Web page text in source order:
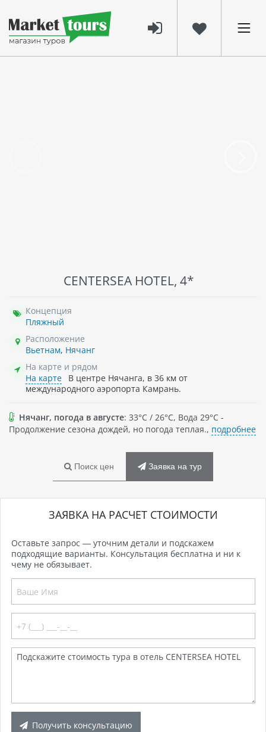
CENTERSEA HOTEL, 4*
Концепция
Пляжный
Расположение
Вьетнам, Нячанг
На карте и рядом
На карте
В центре Нячанга, в 36 км от
международного аэропорта Камрань.
Нячанг, погода в августе: 33°C / 26°C, Вода 29°C -
Продолжение сезона дождей, но погода теплая., подробнее
Поиск цен Заявка на тур
ЗАЯВКА НА РАСЧЕТ СТОИМОСТИ
Оставьте запрос — уточним детали и подскажем
подходящие варианты. Консультация бесплатна и ни к
чему не обязывает.
Получить консультацию